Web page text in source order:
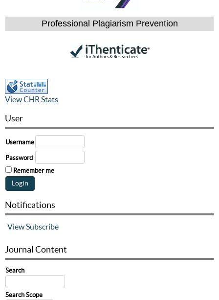
Professional Plagiarism Prevention
View CHR Stats
User
Username
Password
Remember me
Notifications
ViewSubscribe
Journal Content
Search
Search Scope